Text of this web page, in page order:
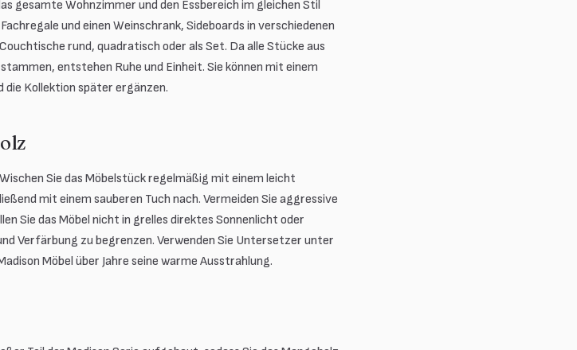
gesamte Wohnzimmer und den Essbereich im gleichen Stil
und einen Weinschrank, Sideboards in verschiedenen
rund, quadratisch oder als Set. Da alle Stücke aus
entstehen Ruhe und Einheit. Sie können mit einem
die Kollektion später ergänzen.
Sie das Möbelstück regelmäßig mit einem leicht
mit einem sauberen Tuch nach. Vermeiden Sie aggressive
Sie das Möbel nicht in grelles direktes Sonnenlicht oder
Verfärbung zu begrenzen. Verwenden Sie Untersetzer unter
Möbel über Jahre seine warme Ausstrahlung.